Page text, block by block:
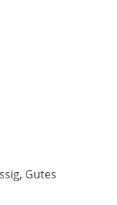
Gutes